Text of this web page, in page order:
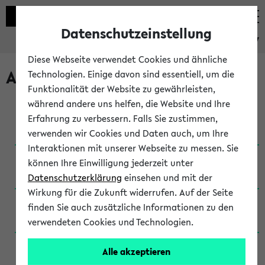
eKVV
Archivierte Studiengänge
Anglistik: British and American Studies / B.A.
(Einschreibung bis WiSe 16/17)
Anglistik: British and American Studies / B.A.
(Einschreibung bis SoSe 2015)
Anglistik: British and American Studies / B.A.
(Einschreibung bis SoSe 2013)
Anglistik: British and American Studies / Ba
(Einschreibung bis SoSe 2011)
Datenschutzeinstellung
Diese Webseite verwendet Cookies und ähnliche
Technologien. Einige davon sind essentiell, um die
Funktionalität der Website zu gewährleisten,
während andere uns helfen, die Website und Ihre
Erfahrung zu verbessern. Falls Sie zustimmen,
verwenden wir Cookies und Daten auch, um Ihre
Interaktionen mit unserer Webseite zu messen. Sie
können Ihre Einwilligung jederzeit unter
Datenschutzerklärung einsehen und mit der
Wirkung für die Zukunft widerrufen. Auf der Seite
finden Sie auch zusätzliche Informationen zu den
verwendeten Cookies und Technologien.
Alle akzeptieren